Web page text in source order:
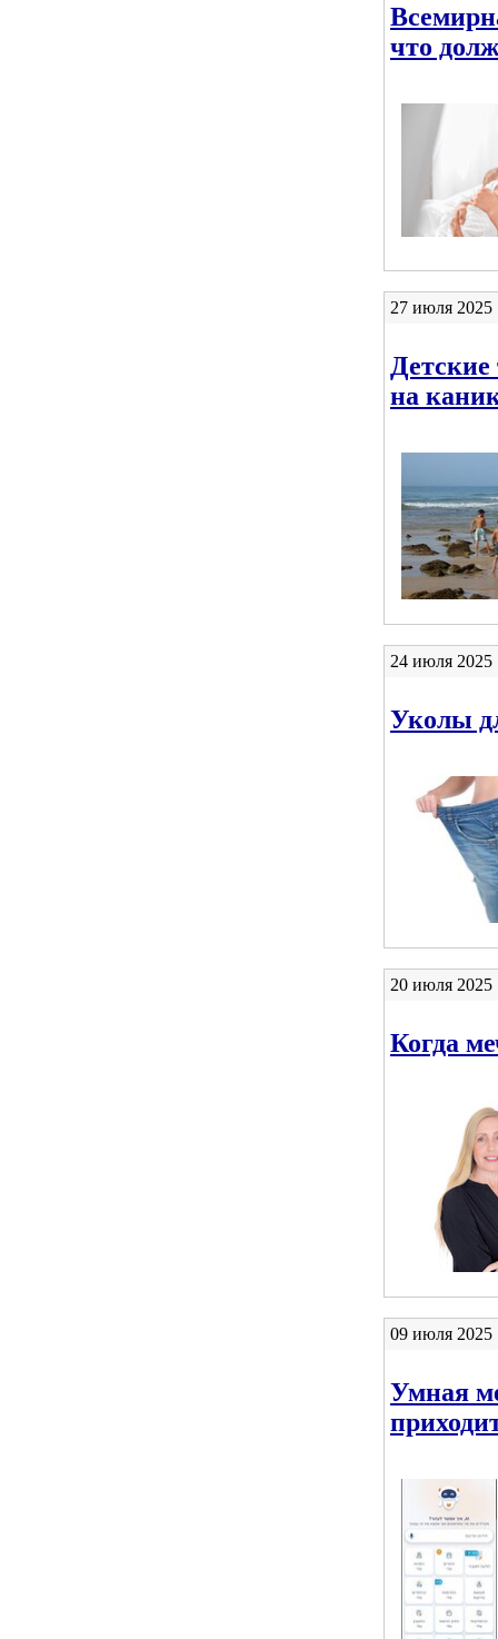
что
27 июля 2025
на
24 июля 2025
Уколы
20 июля 2025
Когда
09 июля 2025
Умная